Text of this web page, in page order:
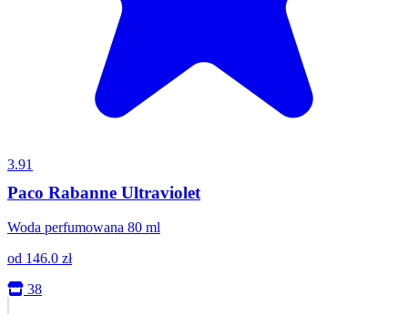
3.91
Paco Rabanne Ultraviolet
Woda perfumowana 80 ml
od 146.0 zł
38